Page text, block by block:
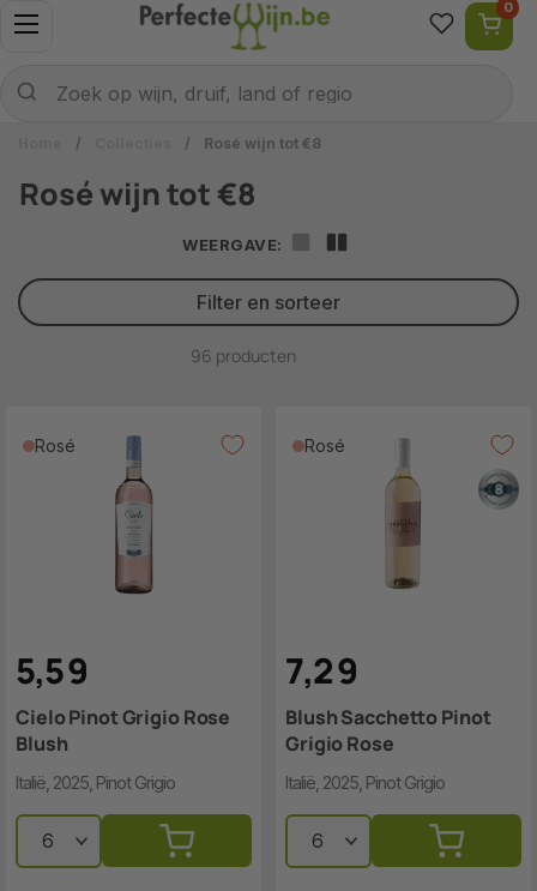
Ga naar content
Menu openen
Zoek op wijn, druif, land of regio
0
/ / Rosé wijn tot €8
Rosé wijn tot €8
96 producten
WEERGAVE:
Filter en sorteer
Rosé
5,59
Cielo Pinot Grigio Rose
Blush
Italië, 2025, Pinot Grigio
Rosé
7,29
Blush Sacchetto Pinot
Grigio Rose
Italië, 2025, Pinot Grigio